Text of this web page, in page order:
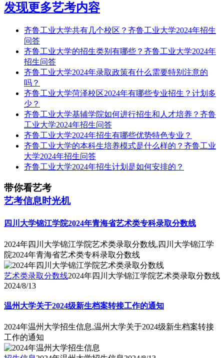
发现更多艺考内容
齐鲁工业大学共有几个校区？齐鲁工业大学2024年招生
问答
齐鲁工业大学的招生类别有哪些？齐鲁工业大学2024年
招生问答
齐鲁工业大学2024年录取政策有什么需要特别注意的
吗？
齐鲁工业大学菏泽校区2024年有哪些专业招生？计划多
少？
齐鲁工业大学基辅学院如何进行招生和人才培养？齐鲁
工业大学2024年招生问答
齐鲁工业大学2024年招生有哪些优势特色专业？
齐鲁工业大学的本科生培养模式是什么样的？齐鲁工业
大学2024年招生问答
齐鲁工业大学2024年招生计划是如何安排的？
带你看艺考
艺考信息时光机
四川大学锦江学院2024年青海省艺术类专科录取分数线
2024年四川大学锦江学院艺术类录取分数线,四川大学锦江学
院2024年青海省艺术类专科录取分数线
艺术类录取分数线2024年四川大学锦江学院艺术类录取分数线
2024/8/13
温州大学关于2024级新生档案转接工作的通知
2024年温州大学招生信息,温州大学关于2024级新生档案转接
工作的通知